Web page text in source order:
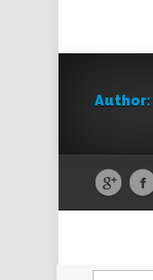
Author:
Buscar: